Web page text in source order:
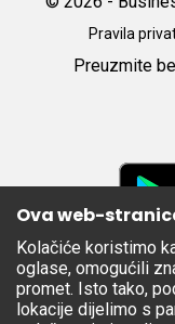
Pravila
Preuzmite
Apple
Store
Ova web-
Kolačiće koristimo
oglase, omogućili
promet. Isto tako,
lokacije dijelimo s